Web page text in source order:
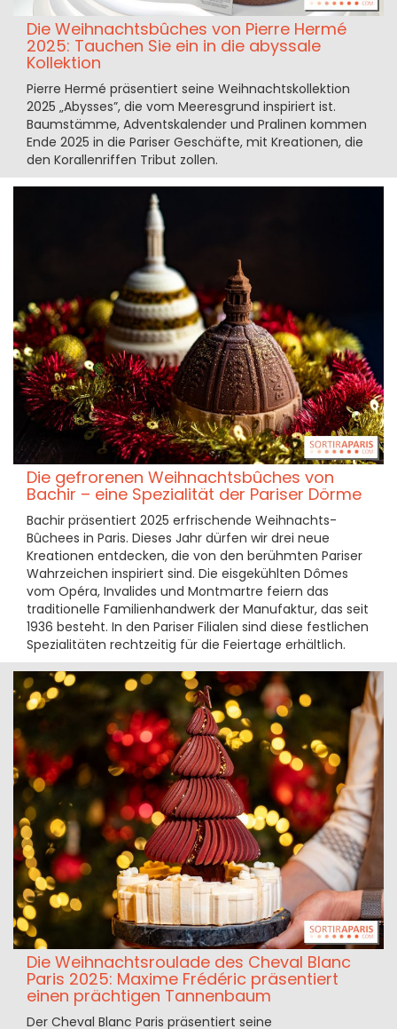
Die Weihnachtsbûches von Pierre Hermé
2025: Tauchen Sie ein in die abyssale
Kollektion
Pierre Hermé präsentiert seine Weihnachtskollektion
2025 „Abysses”, die vom Meeresgrund inspiriert ist.
Baumstämme, Adventskalender und Pralinen kommen
Ende 2025 in die Pariser Geschäfte, mit Kreationen, die
den Korallenriffen Tribut zollen.
Die gefrorenen Weihnachtsbûches von
Bachir – eine Spezialität der Pariser Dörme
Bachir präsentiert 2025 erfrischende Weihnachts-
Bûchees in Paris. Dieses Jahr dürfen wir drei neue
Kreationen entdecken, die von den berühmten Pariser
Wahrzeichen inspiriert sind. Die eisgekühlten Dômes
vom Opéra, Invalides und Montmartre feiern das
traditionelle Familienhandwerk der Manufaktur, das seit
1936 besteht. In den Pariser Filialen sind diese festlichen
Spezialitäten rechtzeitig für die Feiertage erhältlich.
Die Weihnachtsroulade des Cheval Blanc
Paris 2025: Maxime Frédéric präsentiert
einen prächtigen Tannenbaum
Der Cheval Blanc Paris präsentiert seine